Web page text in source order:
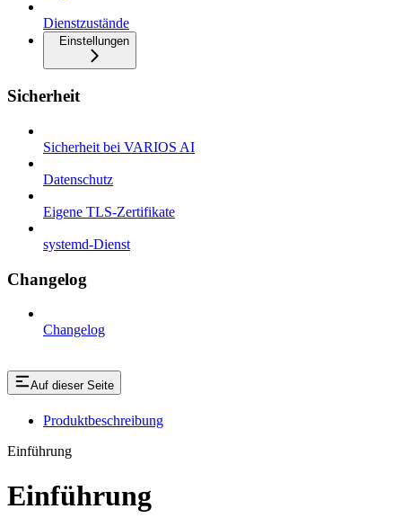
Dienstzustände
Einstellungen
Sicherheit
Sicherheit bei VARIOS AI
Datenschutz
Eigene TLS-Zertifikate
systemd-Dienst
Changelog
Changelog
Auf dieser Seite
Produktbeschreibung
Einführung
Einführung